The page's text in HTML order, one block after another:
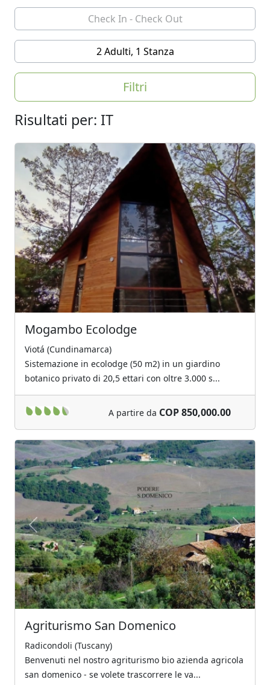
2 Adulti, 1 Stanza
Filtri
Risultati per: IT
Previous Next
Mogambo Ecolodge
Viotá (Cundinamarca)
Sistemazione in ecolodge (50 m2) in un giardino
botanico privato di 20,5 ettari con oltre 3.000 s...
A partire da COP 850,000.00
Previous Next
Agriturismo San Domenico
Radicondoli (Tuscany)
Benvenuti nel nostro agriturismo bio azienda agricola
san domenico - se volete trascorrere le va...